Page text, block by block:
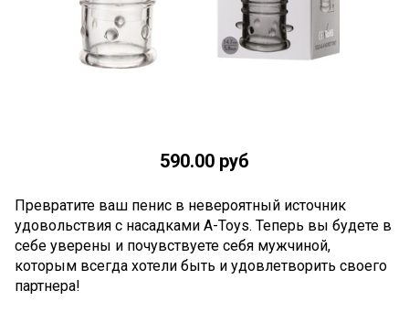
590.00 руб
Превратите ваш пенис в невероятный источник
удовольствия с насадками A-Toys. Теперь вы будете в
себе уверены и почувствуете себя мужчиной,
которым всегда хотели быть и удовлетворить своего
партнера!